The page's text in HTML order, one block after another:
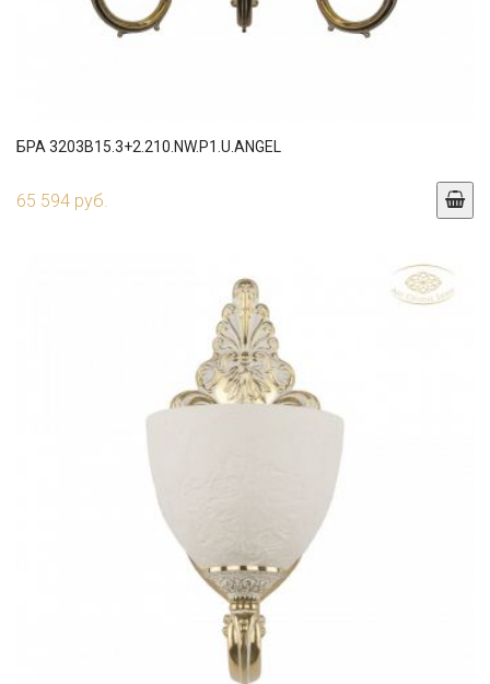
БРА 3203B15.3+2.210.NW.P1.U.ANGEL
65 594 руб.